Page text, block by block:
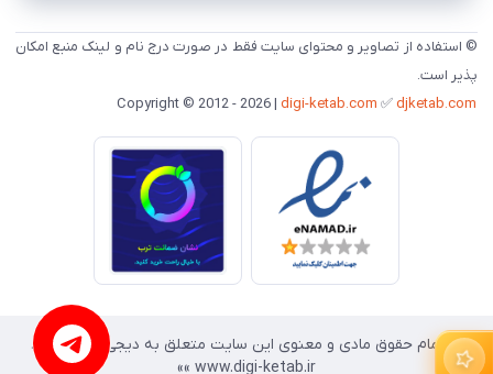
© استفاده از تصاویر و محتوای سایت فقط در صورت درج نام و لینک منبع امکان
پذیر است.
digi-ketab.com ✅djketab.com
«« تمام حقوق مادی و معنوی این سایت متعلق به دیجی کتاب است.
www.digi-ketab.ir »»